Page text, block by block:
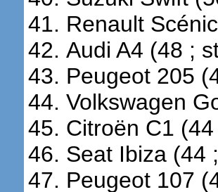
Renault
Audi A4 (48 ;
Peugeot 205
Volkswagen
Citroën C1
Seat Ibiza (44
Peugeot 107